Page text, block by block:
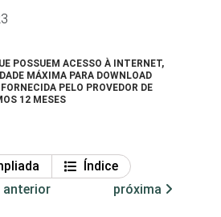
POSSUEM ACESSO À INTERNET,
MÁXIMA PARA DOWNLOAD
PELO PROVEDOR DE
12 MESES
Índice
anterior
próxima